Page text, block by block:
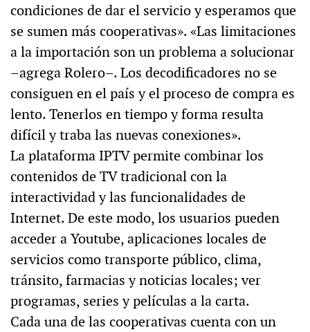
condiciones de dar el servicio y esperamos que
se sumen más cooperativas». «Las limitaciones
a la importación son un problema a solucionar
–agrega Rolero–. Los decodificadores no se
consiguen en el país y el proceso de compra es
lento. Tenerlos en tiempo y forma resulta
difícil y traba las nuevas conexiones».
La plataforma IPTV permite combinar los
contenidos de TV tradicional con la
interactividad y las funcionalidades de
Internet. De este modo, los usuarios pueden
acceder a Youtube, aplicaciones locales de
servicios como transporte público, clima,
tránsito, farmacias y noticias locales; ver
programas, series y películas a la carta.
Cada una de las cooperativas cuenta con un